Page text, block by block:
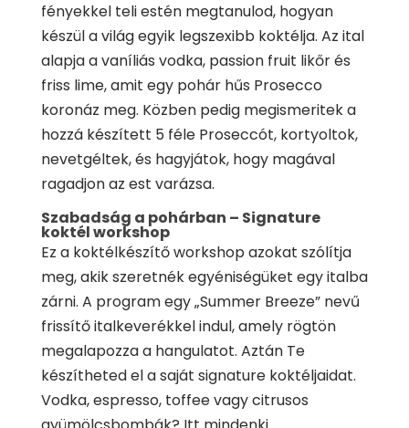
fényekkel teli estén megtanulod, hogyan
készül a világ egyik legszexibb koktélja. Az ital
alapja a vaníliás vodka, passion fruit likőr és
friss lime, amit egy pohár hűs Prosecco
koronáz meg. Közben pedig megismeritek a
hozzá készített 5 féle Proseccót, kortyoltok,
nevetgéltek, és hagyjátok, hogy magával
ragadjon az est varázsa.
Szabadság a pohárban – Signature
koktél workshop
Ez a koktélkészítő workshop azokat szólítja
meg, akik szeretnék egyéniségüket egy italba
zárni. A program egy „Summer Breeze” nevű
frissítő italkeverékkel indul, amely rögtön
megalapozza a hangulatot. Aztán Te
készítheted el a saját signature koktéljaidat.
Vodka, espresso, toffee vagy citrusos